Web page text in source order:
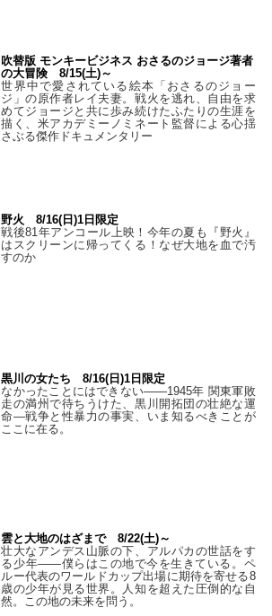
吹替版 モンキービジネス おさるのジョージ著者
の大冒険 8/15(土)～
世界中で愛されている絵本「おさるのジョー
ジ」の原作者レイ夫妻。戦火を逃れ、自由を求
めてジョージと共に歩み続けたふたりの生涯を
描く、米アカデミーノミネート監督による心揺
さぶる傑作ドキュメンタリー
野火 8/16(日)1日限定
戦後81年アンコール上映！今年の夏も『野火』
はスクリーンに帰ってくる！なぜ大地を血で汚
すのか
黒川の女たち 8/16(日)1日限定
なかったことにはできない——1945年 関東軍敗
走の満州で待ちうけた、黒川開拓団の壮絶な運
命―戦争と性暴力の事実、いま知るべきことが
ここに在る。
雲と大地のはざまで 8/22(土)～
壮大なアンデス山脈の下、アルパカの世話をす
る少年――僕らはこの地で今を生きている。ペ
ルー代表のワールドカップ出場に期待を寄せる8
歳の少年が見る世界。人知を超えた圧倒的な自
然。この地の未来を問う。